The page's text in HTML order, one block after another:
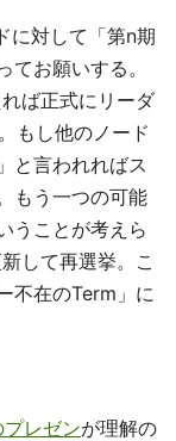
に対して「第n期
お願いする。
ば正式にリーダ
もし他のノード
と言われればス
もう一つの可能
うことが考えら
して再選挙。こ
不在のTerm」に
プレゼンが理解の